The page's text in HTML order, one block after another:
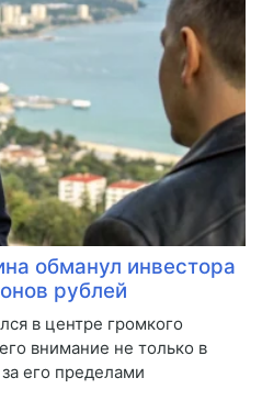
обманул инвестора
рублей
в центре громкого
внимание не только в
его пределами